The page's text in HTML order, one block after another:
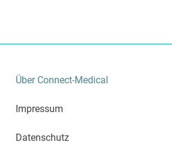
Über Connect-Medical
Impressum
Datenschutz